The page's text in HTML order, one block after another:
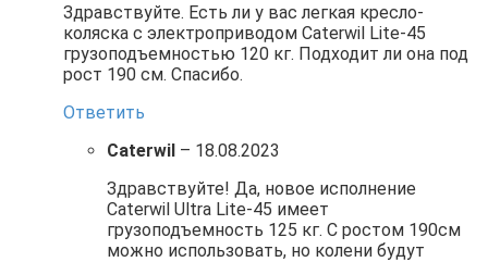
Здравствуйте. Есть ли у вас легкая кресло-
коляска с электроприводом Caterwil Lite-45
грузоподъемностью 120 кг. Подходит ли она под
рост 190 см. Спасибо.
Ответить
Caterwil – 18.08.2023
Здравствуйте! Да, новое исполнение
Caterwil Ultra Lite-45 имеет
грузоподъемность 125 кг. С ростом 190см
можно использовать, но колени будут